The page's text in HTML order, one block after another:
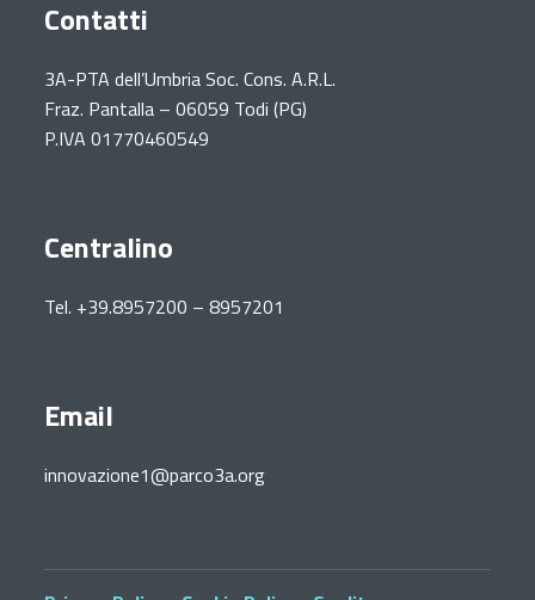
Contatti
3A-PTA dell’Umbria Soc. Cons. A.R.L.
Fraz. Pantalla – 06059 Todi (PG)
P.IVA 01770460549
Centralino
Tel. +39.8957200 – 8957201
Email
innovazione1@parco3a.org